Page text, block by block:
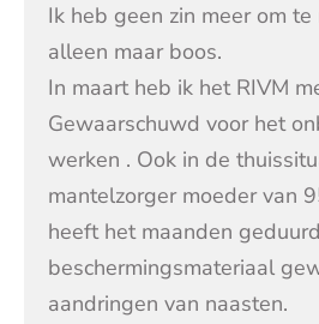
Ik heb geen zin meer om
alleen maar boos.
In maart heb ik het RIVM
Gewaarschuwd voor het
werken . Ook in de
mantelzorger moeder van
heeft het maanden
beschermingsmateriaal
aandringen van naasten.